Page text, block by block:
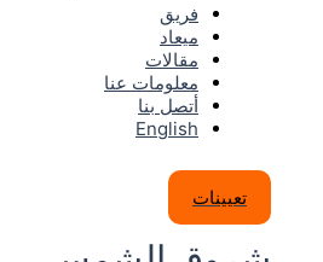
فريق
ميعاد
مقالات
معلومات عنا
أتصل بنا
English
تعيينات